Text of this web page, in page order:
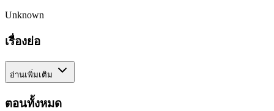
Unknown
เรื่องย่อ
อ่านเพิ่มเติม
ตอนทั้งหมด